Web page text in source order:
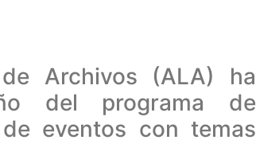
Archivos (ALA) ha
del programa de
eventos con temas